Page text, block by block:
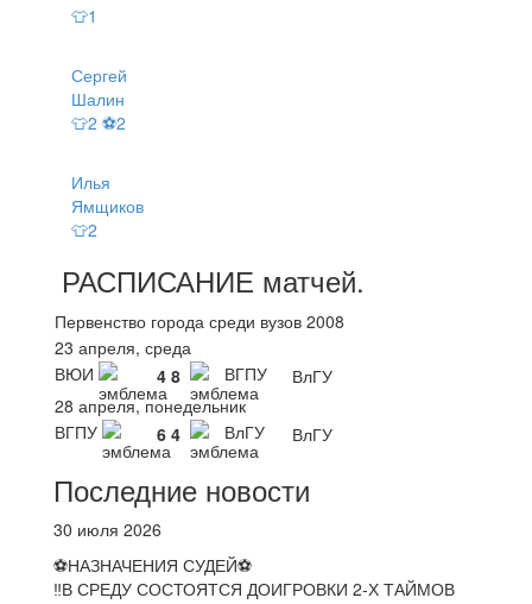
👕1
Сергей
Шалин
👕2 ⚽2
Илья
Ямщиков
👕2
РАСПИСАНИЕ матчей.
Первенство города среди вузов 2008
23 апреля, среда
ВЮИ
4 8 ВГПУ
ВлГУ
28 апреля, понедельник
ВГПУ
6 4 ВлГУ ВлГУ
Последние новости
30 июля 2026
⚽НАЗНАЧЕНИЯ СУДЕЙ⚽
‼В СРЕДУ СОСТОЯТСЯ ДОИГРОВКИ 2-Х ТАЙМОВ